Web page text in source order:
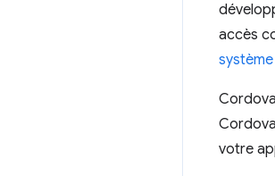
accès
votre